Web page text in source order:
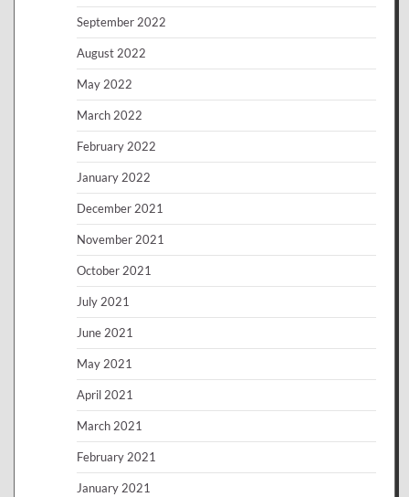
September 2022
August 2022
May 2022
March 2022
February 2022
January 2022
December 2021
November 2021
October 2021
July 2021
June 2021
May 2021
April 2021
March 2021
February 2021
January 2021